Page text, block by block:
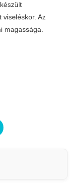
viseléskor. Az
magassága.